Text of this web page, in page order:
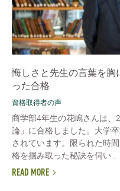
悔しさと先生の言葉を胸
った合格
資格取得者の声
商学部4年生の花嶋さんは、
論」に合格しました。大学
されています。限られた時
格を掴み取った秘訣を伺い...
READ MORE